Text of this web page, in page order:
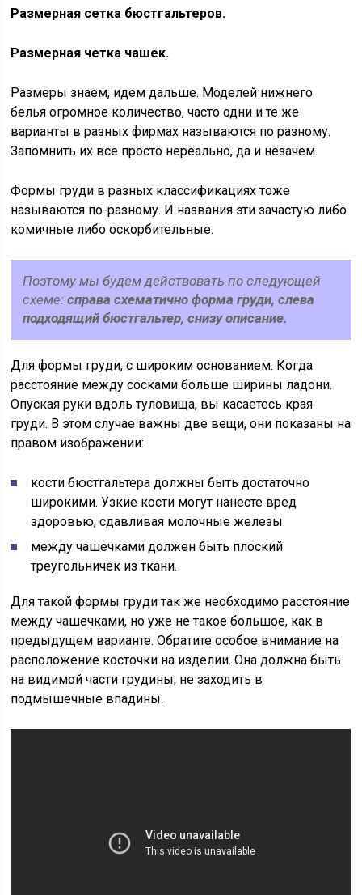
Размерная сетка бюстгальтеров.
Размерная четка чашек.
Размеры знаем, идем дальше. Моделей нижнего
белья огромное количество, часто одни и те же
варианты в разных фирмах называются по разному.
Запомнить их все просто нереально, да и незачем.
Формы груди в разных классификациях тоже
называются по-разному. И названия эти зачастую либо
комичные либо оскорбительные.
Поэтому мы будем действовать по следующей
схеме:справа схематично форма груди, слева
подходящий бюстгальтер, снизу описание.
Для формы груди, с широким основанием. Когда
расстояние между сосками больше ширины ладони.
Опуская руки вдоль туловища, вы касаетесь края
груди. В этом случае важны две вещи, они показаны на
правом изображении:
кости бюстгальтера должны быть достаточно
широкими. Узкие кости могут нанесте вред
здоровью, сдавливая молочные железы.
между чашечками должен быть плоский
треугольничек из ткани.
Для такой формы груди так же необходимо расстояние
между чашечками, но уже не такое большое, как в
предыдущем варианте. Обратите особое внимание на
расположение косточки на изделии. Она должна быть
на видимой части грудины, не заходить в
подмышечные впадины.